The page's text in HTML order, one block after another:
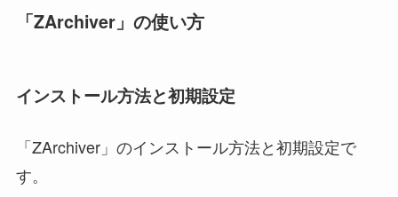
「ZArchiver」の使い方
インストール方法と初期設定
「ZArchiver」のインストール方法と初期設定で
す。